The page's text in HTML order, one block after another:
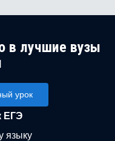
в лучшие вузы
урок
ЕГЭ
языку